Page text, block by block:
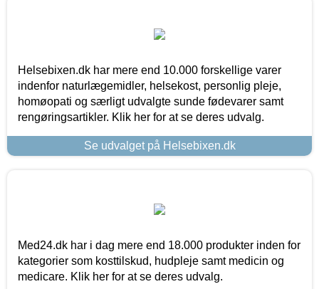
Helsebixen.dk har mere end 10.000 forskellige varer
indenfor naturlægemidler, helsekost, personlig pleje,
homøopati og særligt udvalgte sunde fødevarer samt
rengøringsartikler. Klik her for at se deres udvalg.
Se udvalget på Helsebixen.dk
Med24.dk har i dag mere end 18.000 produkter inden for
kategorier som kosttilskud, hudpleje samt medicin og
medicare. Klik her for at se deres udvalg.